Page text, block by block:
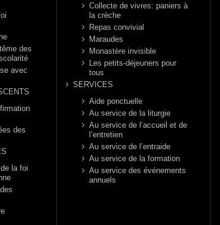
des
avec
des
la foi
Collecte de vivres: paniers à
la crèche
Repas convivial
Maraudes
Monastère invisible
Les petits-déjeuners pour
tous
SERVICES
Aide ponctuelle
Au service de la liturgie
Au service de l’accueil et de
l’entretien
Au service de l’entraide
Au service de la formation
Au service des événements
annuels